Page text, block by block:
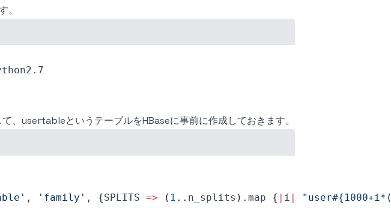
、usertableというテーブルをHBaseに事前に作成しておきます。
, 'family' , {SPLITS => ( 1 .. n_splits ) .map { | i |